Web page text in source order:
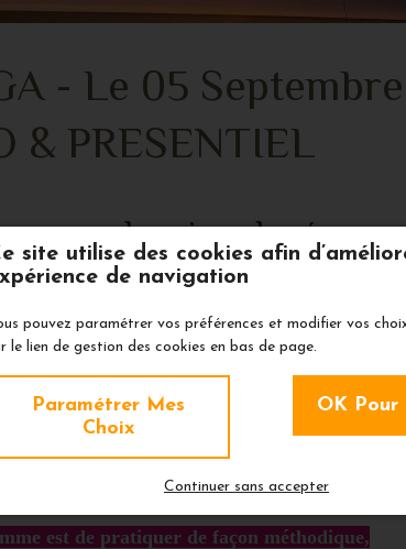
- Le 05
PRESENTIEL
horaires de séances
hebdomadaire des cours de Yoga :
pratiques ajustées au cours des saisons.
est de pratiquer de façon méthodique,
site utilise des cookies afin
de navigation
pouvez paramétrer vos préférences et modifier vos
le lien de gestion des cookies en bas de page.
Paramétrer Mes
Choix
OK Pour
Continuer sans accepter